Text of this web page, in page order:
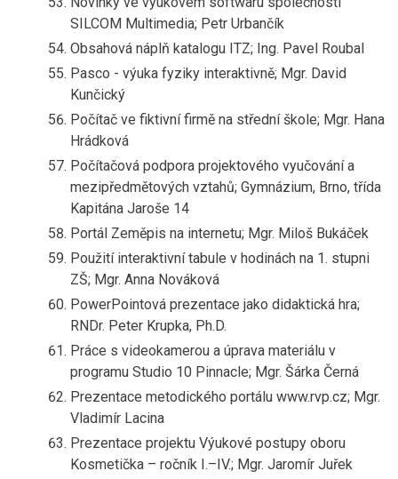
SILCOM Multimedia; Petr Urbančík
Obsahová náplň katalogu ITZ; Ing. Pavel Roubal
Pasco - výuka fyziky interaktivně; Mgr. David
Kunčický
Počítač ve fiktivní firmě na střední škole; Mgr. Hana
Hrádková
Počítačová podpora projektového vyučování a
mezipředmětových vztahů; Gymnázium, Brno, třída
Kapitána Jaroše 14
Portál Zeměpis na internetu; Mgr. Miloš Bukáček
Použití interaktivní tabule v hodinách na 1. stupni
ZŠ; Mgr. Anna Nováková
PowerPointová prezentace jako didaktická hra;
RNDr. Peter Krupka, Ph.D.
Práce s videokamerou a úprava materiálu v
programu Studio 10 Pinnacle; Mgr. Šárka Černá
Prezentace metodického portálu www.rvp.cz; Mgr.
Vladimír Lacina
Prezentace projektu Výukové postupy oboru
Kosmetička – ročník I.–IV.; Mgr. Jaromír Juřek